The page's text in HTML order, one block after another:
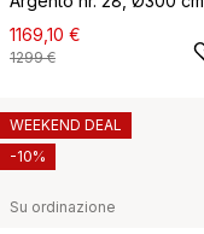
1169,10 €
1299 €
Su ordinazione
WEEKEND DEAL
-10%